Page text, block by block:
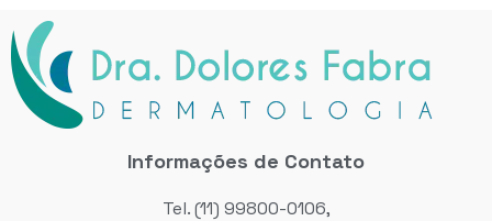
Informações de Contato
Tel. (11) 99800-0106,